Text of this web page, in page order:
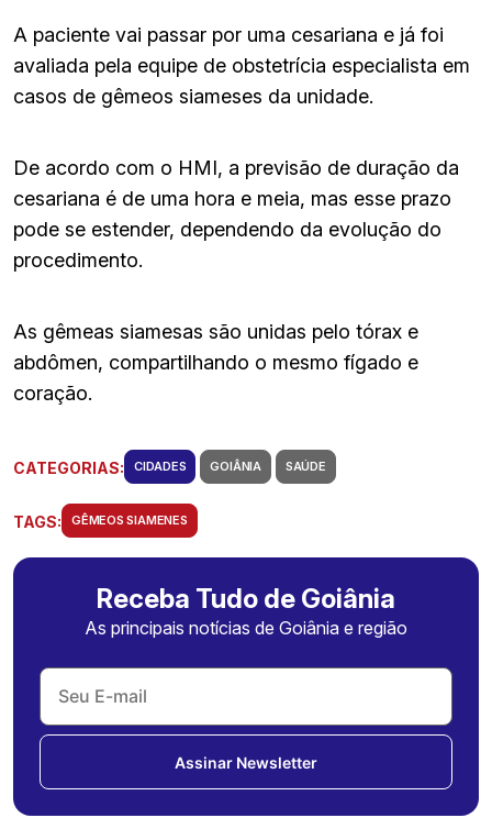
A paciente vai passar por uma cesariana e já foi
avaliada pela equipe de obstetrícia especialista em
casos de gêmeos siameses da unidade.
De acordo com o HMI, a previsão de duração da
cesariana é de uma hora e meia, mas esse prazo
pode se estender, dependendo da evolução do
procedimento.
As gêmeas siamesas são unidas pelo tórax e
abdômen, compartilhando o mesmo fígado e
coração.
CATEGORIAS: CIDADES GOIÂNIA SAÚDE
TAGS: GÊMEOS SIAMENES
Receba Tudo de Goiânia
As principais notícias de Goiânia e região
Assinar Newsletter